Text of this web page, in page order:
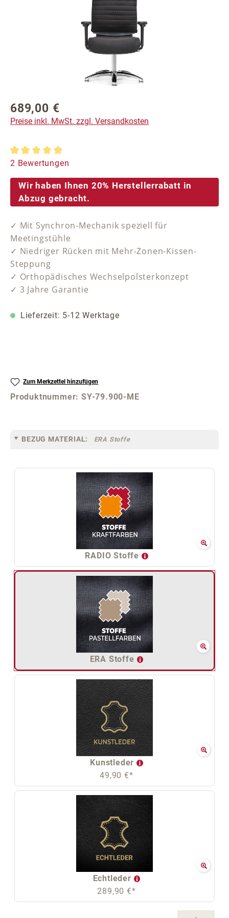
Regulärer Preis:
689,00 €
Preise inkl. MwSt. zzgl. Versandkosten
Durchschnittliche Bewertung von 5 von 5 Sternen
2 Bewertungen
Wir haben Ihnen 20% Herstellerrabatt in
Abzug gebracht.
✓ Mit Synchron-Mechanik speziell für
Meetingstühle
✓ Niedriger Rücken mit Mehr-Zonen-Kissen-
Steppung
✓ Orthopädisches Wechselpolsterkonzept
✓ 3 Jahre Garantie
Lieferzeit: 5-12 Werktage
Zum Merkzettel hinzufügen
Produktnummer:SY-79.900-ME
BEZUG MATERIAL: ERA Stoffe
RADIO Stoffe
ERA Stoffe
Kunstleder
49,90 €*
Echtleder
289,90 €*